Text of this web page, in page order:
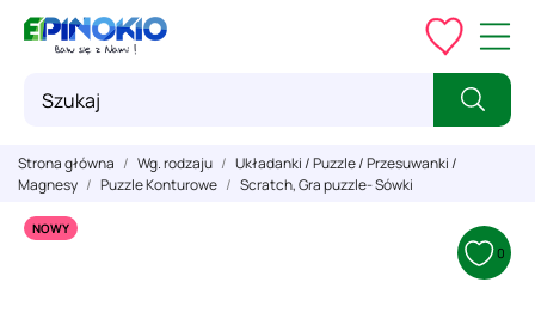
Strona główna Wg. rodzaju
Układanki / Puzzle / Przesuwanki /
Magnesy
Puzzle Konturowe Scratch, Gra puzzle- Sówki
NOWY
0